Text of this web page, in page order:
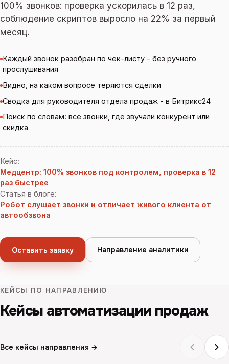
100% звонков: проверка ускорилась в 12 раз,
соблюдение скриптов выросло на 22% за первый
месяц.
Каждый звонок разобран по чек-листу - без ручного
прослушивания
Видно, на каком вопросе теряются сделки
Сводка для руководителя отдела продаж - в Битрикс24
Поиск по словам: все звонки, где звучали конкурент или
скидка
Кейс:
Медцентр: 100% звонков под контролем, проверка в 12
раз быстрее
Статья в блоге:
Робот слушает звонки и отличает живого клиента от
автообзвона
Оставить заявку Направление аналитики
КЕЙСЫ ПО НАПРАВЛЕНИЮ
Кейсы автоматизации продаж
Все кейсы направления →